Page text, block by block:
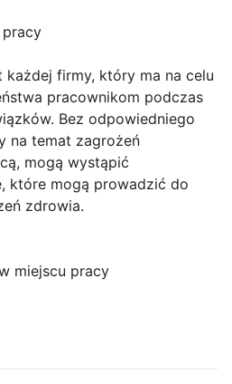
firmy, który ma na celu
pracownikom podczas
Bez odpowiedniego
na temat zagrożeń
mogą wystąpić
które mogą prowadzić do
zdrowia.
miejscu pracy